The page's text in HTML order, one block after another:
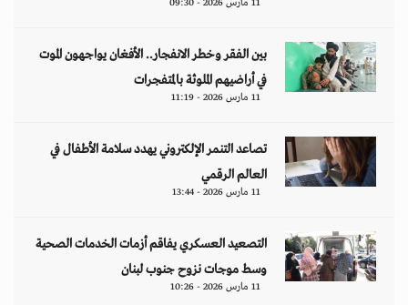
بين الفقر وخطر الانفجار.. الأفغان يواجهون الموت
في أراضيهم الملوثة بالمتفجرات
11 مارس 2026 - 11:19
تصاعد التنمر الإلكتروني يهدد سلامة الأطفال في
العالم الرقمي
11 مارس 2026 - 13:44
التصعيد العسكري يفاقم أزمات الخدمات الصحية
وسط موجات نزوح جنوب لبنان
11 مارس 2026 - 10:26